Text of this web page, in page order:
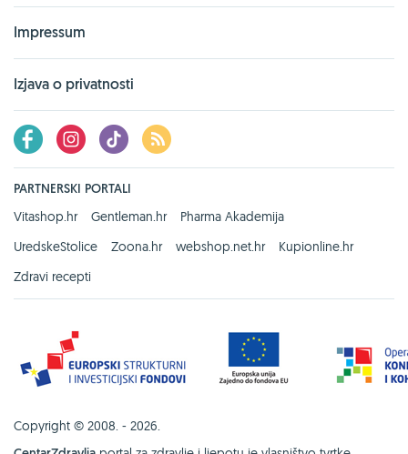
Impressum
Izjava o privatnosti
PARTNERSKI PORTALI
Vitashop.hr
Gentleman.hr
Pharma Akademija
UredskeStolice
Zoona.hr webshop.net.hr
Kupionline.hr
Zdravi recepti
Copyright © 2008. - 2026.